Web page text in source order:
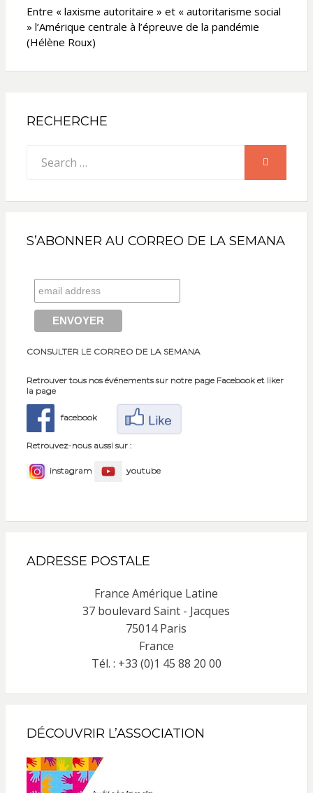
Entre « laxisme autoritaire » et « autoritarisme social
» l’Amérique centrale à l’épreuve de la pandémie
(Hélène Roux)
RECHERCHE
for:
SEARCH
S’ABONNER AU CORREO DE LA SEMANA
CONSULTER LE CORREO DE LA SEMANA
Retrouver tous nos événements sur notre page Facebook et liker
la page
facebook
Retrouvez-nous aussi sur :
instagram youtube
ADRESSE POSTALE
France Amérique Latine
37 boulevard Saint - Jacques
75014 Paris
France
Tél. : +33 (0)1 45 88 20 00
DÉCOUVRIR L’ASSOCIATION